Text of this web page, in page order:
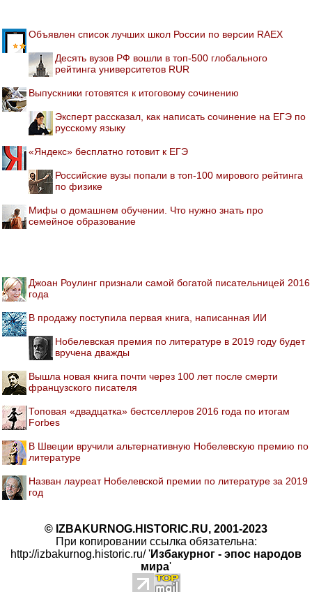
Объявлен список лучших школ России по версии RAEX
Десять вузов РФ вошли в топ-500 глобального
рейтинга университетов RUR
Выпускники готовятся к итоговому сочинению
Эксперт рассказал, как написать сочинение на ЕГЭ по
русскому языку
«Яндекс» бесплатно готовит к ЕГЭ
Российские вузы попали в топ-100 мирового рейтинга
по физике
Мифы о домашнем обучении. Что нужно знать про
семейное образование
Джоан Роулинг признали самой богатой писательницей 2016
года
В продажу поступила первая книга, написанная ИИ
Нобелевская премия по литературе в 2019 году будет
вручена дважды
Вышла новая книга почти через 100 лет после смерти
французского писателя
Топовая «двадцатка» бестселлеров 2016 года по итогам
Forbes
В Швеции вручили альтернативную Нобелевскую премию по
литературе
Назван лауреат Нобелевской премии по литературе за 2019
год
© IZBAKURNOG.HISTORIC.RU, 2001-2023
При копировании ссылка обязательна:
http://izbakurnog.historic.ru/ 'Избакурног - эпос народов
мира'